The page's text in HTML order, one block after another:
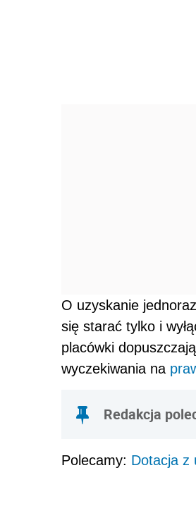
O uzyskanie
się starać tylko i
placówki
wyczekiwania na
Redakcja
Polecamy: Dotacja z